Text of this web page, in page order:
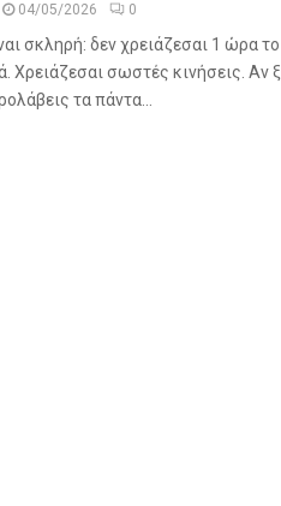
04/05/2026 0
σκληρή: δεν χρειάζεσαι 1 ώρα
Χρειάζεσαι σωστές κινήσεις. Αν
τα πάντα...